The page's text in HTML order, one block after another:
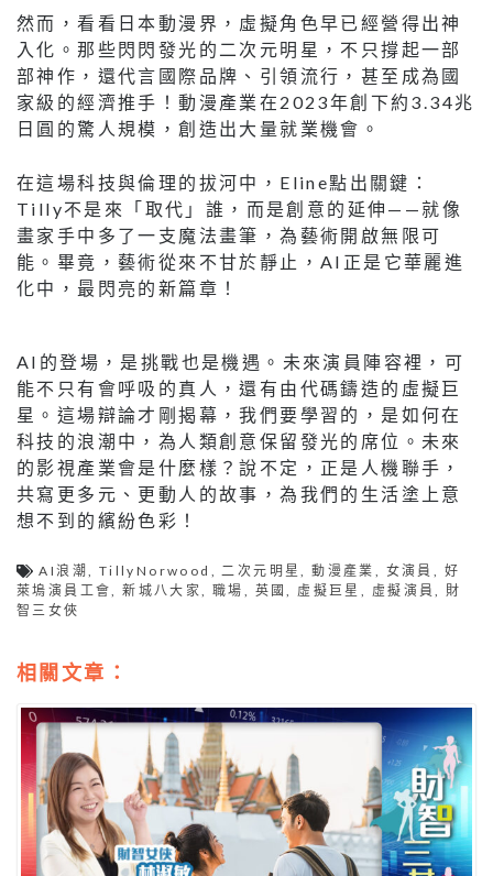
然而，看看日本動漫界，虛擬角色早已經營得出神
入化。那些閃閃發光的二次元明星，不只撐起一部
部神作，還代言國際品牌、引領流行，甚至成為國
家級的經濟推手！動漫產業在2023年創下約3.34兆
日圓的驚人規模，創造出大量就業機會。
在這場科技與倫理的拔河中，Eline點出關鍵：
Tilly不是來「取代」誰，而是創意的延伸——就像
畫家手中多了一支魔法畫筆，為藝術開啟無限可
能。畢竟，藝術從來不甘於靜止，AI正是它華麗進
化中，最閃亮的新篇章！
AI的登場，是挑戰也是機遇。未來演員陣容裡，可
能不只有會呼吸的真人，還有由代碼鑄造的虛擬巨
星。這場辯論才剛揭幕，我們要學習的，是如何在
科技的浪潮中，為人類創意保留發光的席位。未來
的影視產業會是什麼樣？說不定，正是人機聯手，
共寫更多元、更動人的故事，為我們的生活塗上意
想不到的繽紛色彩！
AI浪潮, TillyNorwood ,二次元明星,動漫產業 , 女演員 , 好
萊塢演員工會,新城八大家,職場 , 英國, 虛擬巨星 , 虛擬演員, 財
智三女俠
相關文章：